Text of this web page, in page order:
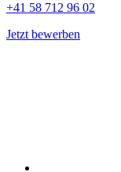
+41 58 712 96 02
Jetzt bewerben